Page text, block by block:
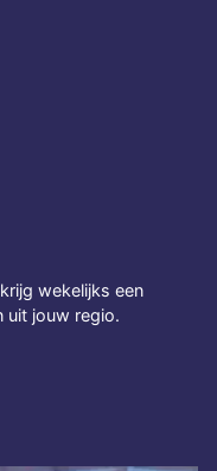
wekelijks een
uit jouw regio.